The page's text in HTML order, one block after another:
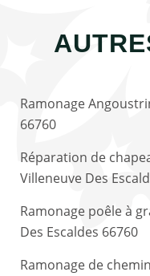
Ramonage
66760
Réparation de
Ramonage poêle à
Des Escaldes 66760
Ramonage de